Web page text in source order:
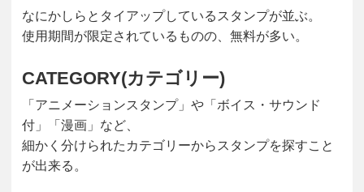
なにかしらとタイアップしているスタンプが並ぶ。
使用期間が限定されているものの、無料が多い。
CATEGORY(カテゴリー)
「アニメーションスタンプ」や「ボイス・サウンド
付」「漫画」など、
細かく分けられたカテゴリーからスタンプを探すこと
が出来る。